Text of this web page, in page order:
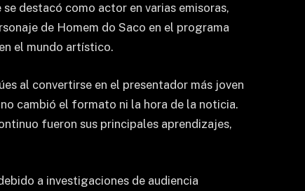
destacó como actor en varias emisoras,
de Homem do Saco en el programa
el mundo artístico.
al convertirse en el presentador más joven
cambió el formato ni la hora de la noticia.
fueron sus principales aprendizajes,
a investigaciones de audiencia